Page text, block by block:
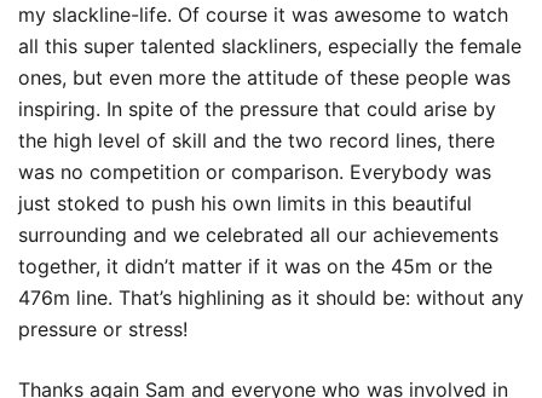
my slackline-life. Of course it was awesome to watch
all this super talented slackliners, especially the female
ones, but even more the attitude of these people was
inspiring. In spite of the pressure that could arise by
the high level of skill and the two record lines, there
was no competition or comparison. Everybody was
just stoked to push his own limits in this beautiful
surrounding and we celebrated all our achievements
together, it didn’t matter if it was on the 45m or the
476m line. That’s highlining as it should be: without any
pressure or stress!
Thanks again Sam and everyone who was involved in